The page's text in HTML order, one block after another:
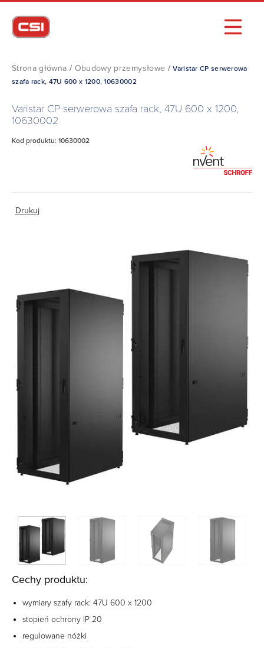
Strona główna / Obudowy przemysłowe /Varistar CP serwerowa
szafa rack, 47U 600 x 1200, 10630002
Varistar CP serwerowa szafa rack, 47U 600 x 1200,
10630002
Kod produktu: 10630002
Drukuj
Cechy produktu:
wymiary szafy rack: 47U 600 x 1200
stopień ochrony IP 20
regulowane nóżki